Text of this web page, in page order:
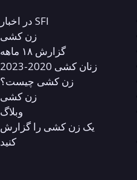
SFI در اخبار
زن کشی
گزارش ۱۸ ماهه
زنان کشی 2020-2023
زن کشی چیست؟
زن کشی
وبلاگ
یک زن کشی را گزارش
کنید